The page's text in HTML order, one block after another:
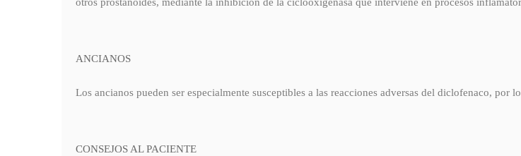
otros prostanoides, mediante la inhibición de la ciclooxigenasa que interviene en procesos
ANCIANOS
Los ancianos pueden ser especialmente susceptibles a las reacciones adversas del diclofenaco, por
CONSEJOS AL PACIENTE